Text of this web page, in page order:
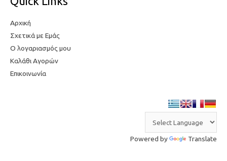
Αρχική
Σχετικά με Εμάς
Ο λογαριασμός μου
Καλάθι Αγορών
Επικοινωνία
Powered by Translate